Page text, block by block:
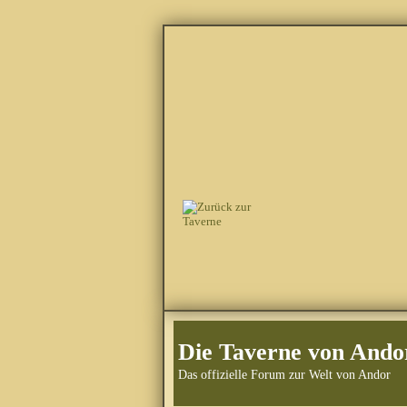
Die Taverne von
Das offizielle Forum zur Welt von Andor